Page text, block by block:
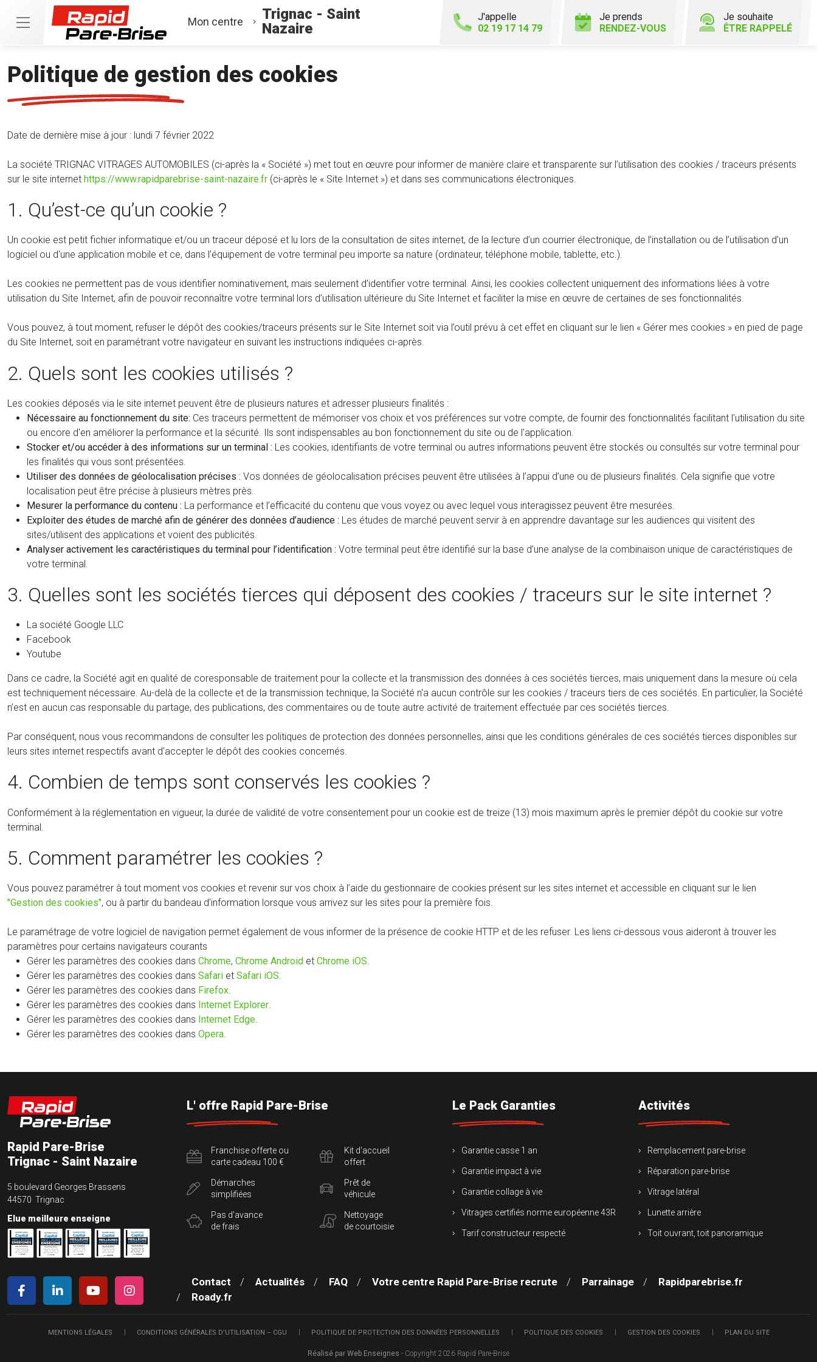
Mon centre
Trignac - Saint
Nazaire
J'appelle
02 19 17 14 79
Je prends
RENDEZ-VOUS
Je souhaite
ÊTRE RAPPELÉ
Politique de gestion des cookies
Date de dernière mise à jour : lundi 7 février 2022
La société TRIGNAC VITRAGES AUTOMOBILES (ci-après la « Société ») met tout en œuvre pour informer de manière claire et transparente sur l’utilisation des cookies / traceurs présents
sur le site internet https://www.rapidparebrise-saint-nazaire.fr (ci-après le « Site Internet ») et dans ses communications électroniques.
1. Qu’est-ce qu’un cookie ?
Un cookie est petit fichier informatique et/ou un traceur déposé et lu lors de la consultation de sites internet, de la lecture d’un courrier électronique, de l’installation ou de l’utilisation d’un
logiciel ou d'une application mobile et ce, dans l’équipement de votre terminal peu importe sa nature (ordinateur, téléphone mobile, tablette, etc.).
Les cookies ne permettent pas de vous identifier nominativement, mais seulement d’identifier votre terminal. Ainsi, les cookies collectent uniquement des informations liées à votre
utilisation du Site Internet, afin de pouvoir reconnaître votre terminal lors d’utilisation ultérieure du Site Internet et faciliter la mise en œuvre de certaines de ses fonctionnalités.
Vous pouvez, à tout moment, refuser le dépôt des cookies/traceurs présents sur le Site Internet soit via l’outil prévu à cet effet en cliquant sur le lien « Gérer mes cookies » en pied de page
du Site Internet, soit en paramétrant votre navigateur en suivant les instructions indiquées ci-après.
2. Quels sont les cookies utilisés ?
Les cookies déposés via le site internet peuvent être de plusieurs natures et adresser plusieurs finalités :
Nécessaire au fonctionnement du site: Ces traceurs permettent de mémoriser vos choix et vos préférences sur votre compte, de fournir des fonctionnalités facilitant l'utilisation du site
ou encore d'en améliorer la performance et la sécurité. Ils sont indispensables au bon fonctionnement du site ou de l'application.
Stocker et/ou accéder à des informations sur un terminal : Les cookies, identifiants de votre terminal ou autres informations peuvent être stockés ou consultés sur votre terminal pour
les finalités qui vous sont présentées.
Utiliser des données de géolocalisation précises : Vos données de géolocalisation précises peuvent être utilisées à l’appui d’une ou de plusieurs finalités. Cela signifie que votre
localisation peut être précise à plusieurs mètres près.
Mesurer la performance du contenu : La performance et l’efficacité du contenu que vous voyez ou avec lequel vous interagissez peuvent être mesurées.
Exploiter des études de marché afin de générer des données d’audience : Les études de marché peuvent servir à en apprendre davantage sur les audiences qui visitent des
sites/utilisent des applications et voient des publicités.
Analyser activement les caractéristiques du terminal pour l’identification : Votre terminal peut être identifié sur la base d’une analyse de la combinaison unique de caractéristiques de
votre terminal.
3. Quelles sont les sociétés tierces qui déposent des cookies / traceurs sur le site internet ?
La société Google LLC
Facebook
Youtube
Dans ce cadre, la Société agit en qualité de coresponsable de traitement pour la collecte et la transmission des données à ces sociétés tierces, mais uniquement dans la mesure où cela
est techniquement nécessaire. Au-delà de la collecte et de la transmission technique, la Société n'a aucun contrôle sur les cookies / traceurs tiers de ces sociétés. En particulier, la Société
n’est en aucun cas responsable du partage, des publications, des commentaires ou de toute autre activité de traitement effectuée par ces sociétés tierces.
Par conséquent, nous vous recommandons de consulter les politiques de protection des données personnelles, ainsi que les conditions générales de ces sociétés tierces disponibles sur
leurs sites internet respectifs avant d’accepter le dépôt des cookies concernés.
4. Combien de temps sont conservés les cookies ?
Conformément à la réglementation en vigueur, la durée de validité de votre consentement pour un cookie est de treize (13) mois maximum après le premier dépôt du cookie sur votre
terminal.
5. Comment paramétrer les cookies ?
Vous pouvez paramétrer à tout moment vos cookies et revenir sur vos choix à l’aide du gestionnaire de cookies présent sur les sites internet et accessible en cliquant sur le lien
"Gestion des cookies", ou à partir du bandeau d’information lorsque vous arrivez sur les sites pour la première fois.
Le paramétrage de votre logiciel de navigation permet également de vous informer de la présence de cookie HTTP et de les refuser. Les liens ci-dessous vous aideront à trouver les
paramètres pour certains navigateurs courants
Gérer les paramètres des cookies dans Chrome, Chrome Android et Chrome iOS.
Gérer les paramètres des cookies dans Safari et Safari iOS.
Gérer les paramètres des cookies dans Firefox.
Gérer les paramètres des cookies dans Internet Explorer.
Gérer les paramètres des cookies dans Internet Edge.
Gérer les paramètres des cookies dans Opera.
Rapid Pare-Brise
Trignac - Saint Nazaire
5 boulevard Georges Brassens
44570 Trignac
Elue meilleure enseigne
L' offre Rapid Pare-Brise
Franchise offerte ou
carte cadeau 100 €
Démarches
simplifiées
Pas d'avance
de frais
Kit d'accueil
offert
Prêt de
véhicule
Nettoyage
de courtoisie
Le Pack Garanties
Garantie casse 1 an
Garantie impact à vie
Garantie collage à vie
Vitrages certifiés norme européenne 43R
Tarif constructeur respecté
Activités
Remplacement pare-brise
Réparation pare-brise
Vitrage latéral
Lunette arrière
Toit ouvrant, toit panoramique
Contact Actualités FAQ Votre centre Rapid Pare-Brise recrute Parrainage
Rapidparebrise.fr
Roady.fr
MENTIONS LÉGALES CONDITIONS GÉNÉRALES D’UTILISATION – CGU POLITIQUE DE PROTECTION DES DONNÉES PERSONNELLES POLITIQUE DES COOKIES GESTION DES COOKIES PLAN DU SITE
Réalisé par Web Enseignes - Copyright 2026 Rapid Pare-Brise